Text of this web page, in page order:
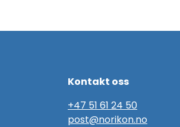
Kontakt oss
+47 51 61 24 50
post@norikon.no